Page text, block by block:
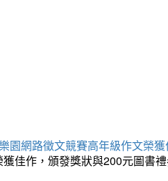
園網路徵文競賽高年級作文榮
佳作，頒發獎狀與200元圖書